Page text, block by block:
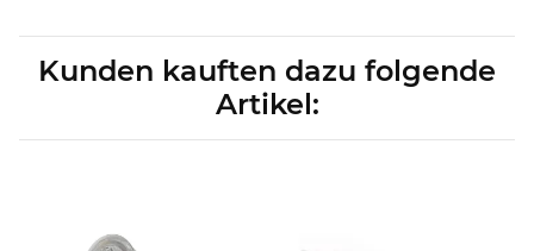
Kunden kauften dazu folgende
Artikel: